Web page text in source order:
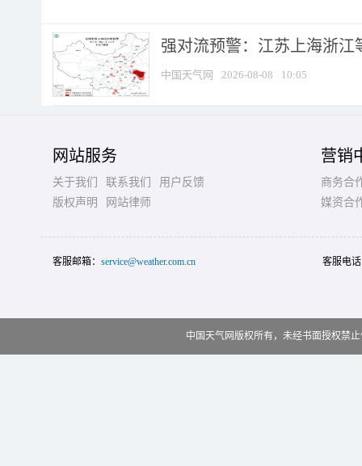
强对流预警：江苏上海浙江
中国天气网 2026-08-08 10:05
网站服务
关于我们 联系我们
用户反馈
版权声明
网站律师
营销
商务合
媒资合
客服邮箱： service@weather.com.cn 客服电
中国天气网版权所有，未经书面授权